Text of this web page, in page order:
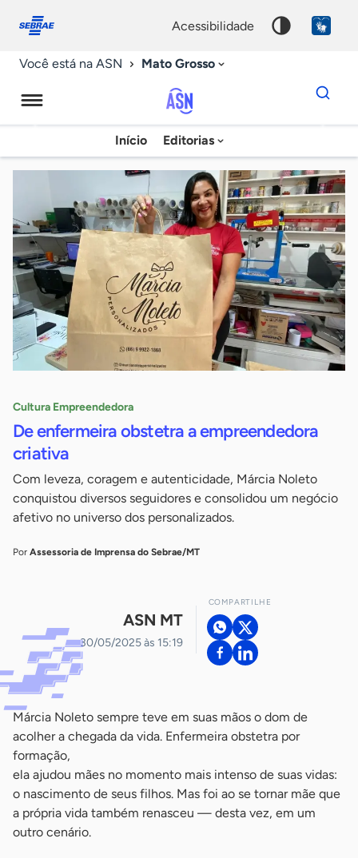
conosco
acessibilidade
Você está na ASN Mato Grosso
Agência
Sebrae
de
Notícias
Início Editorias
Dados
para
chave
Cultura Empreendedora
De enfermeira obstetra a empreendedora
criativa
Com leveza, coragem e autenticidade, Márcia Noleto
conquistou diversos seguidores e consolidou um negócio
afetivo no universo dos personalizados.
Por Assessoria de Imprensa do Sebrae/MT
ASN MT
30/05/2025 às 15:19
COMPARTILHE
Márcia Noleto sempre teve em suas mãos o dom de
acolher a chegada da vida. Enfermeira obstetra por
formação,
ela ajudou mães no momento mais intenso de suas vidas:
o nascimento de seus filhos. Mas foi ao se tornar mãe que
a própria vida também renasceu — desta vez, em um
outro cenário.